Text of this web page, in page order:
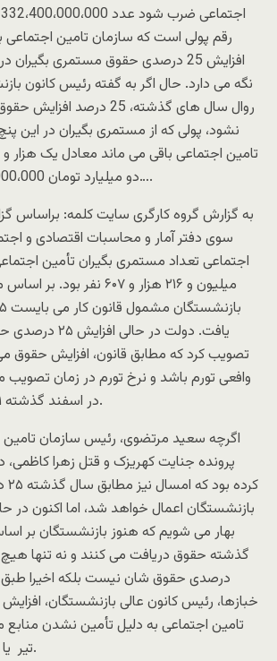
رقم پولی است که سازمان تامین
افزایش 25 درصدی حقوق مستمری
نگه می دارد. حال اگر به گفته رئیس کانون
روال سال های گذشته، 25 درصد
نشود، پولی که از مستمری بگیران در این
تامین اجتماعی باقی می ماند معادل یک
دو میلیارد تومان 1،662،000،000،000 است….
به گزارش گروه کارگری سایت کلمه: براساس
سوی دفتر آمار و محاسبات اقتصادی و
میلیون و ۲۱۶ هزار و ۶۰۷
یافت. دولت در
تصویب کرد که مطابق قانون، افزایش حقوق
وافعی تورم باشد و نرخ تورم در زمان
در اسفند گذشته ۳۱ درصد بوده است.
اگرچه سعید مرتضوی، رئیس سازمان
پرونده جنایت کهریزک و قتل زهرا کاظمی،
بازنشستگان اعمال خواهد شد، اما اکنون در
بهار می شویم که هنوز بازنشستگان بر
درصدی حقوق شان نیست بلکه اخیرا طبق
خبازها، رئیس کانون عالی بازنشستگان،
تامین اجتماعی به دلیل ‌تأمین نشدن منابع
تیر ‌ یا مرداد پرداخت شود.